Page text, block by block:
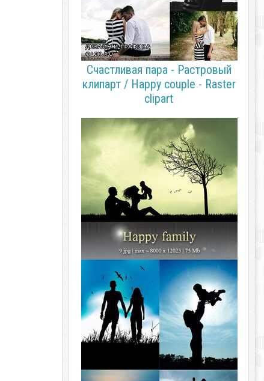
Счастливая пара - Растровый
клипарт / Happy couple - Raster
clipart